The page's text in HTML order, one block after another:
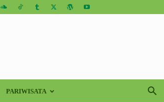
PARIWISATA